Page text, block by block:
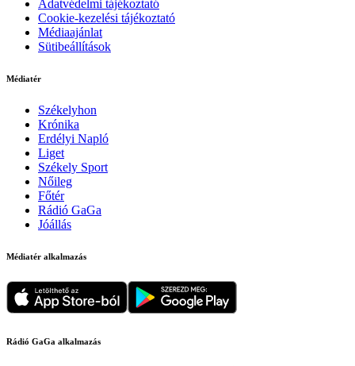
Adatvédelmi tájékoztató
Cookie-kezelési tájékoztató
Médiaajánlat
Sütibeállítások
Médiatér
Székelyhon
Krónika
Erdélyi Napló
Liget
Székely Sport
Nőileg
Főtér
Rádió GaGa
Jóállás
Médiatér alkalmazás
Rádió GaGa alkalmazás